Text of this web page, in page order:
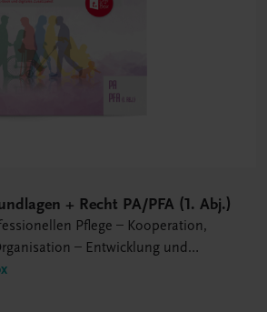
+ Recht PA/PFA (1. Abj.)
Pflege – Kooperation,
– Entwicklung und